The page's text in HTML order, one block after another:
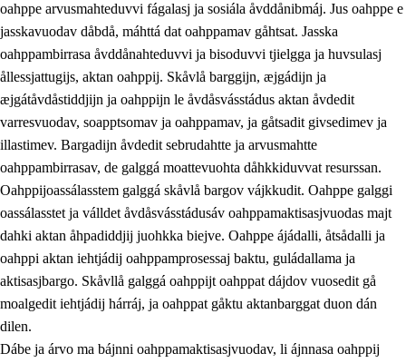
3. Prinsihpa skåvlå dåjmajda
3.1 Sebrudahtte oahppambirás
3.2 Åhpadibme ja hiebadum åhpadus
3.3 Aktisasjbarggo sijda ja skåvlå gaskan
3.4 Åhpadus åhpadusvidnudagán ja barggoiellemin
oahppe arvusmahteduvvi fágalasj ja sosiála åvddånibmáj. Jus oahppe e
jasskavuodav dåbdå, máhttá dat oahppamav gåhtsat. Jasska
oahppambirrasa åvddånahteduvvi ja bisoduvvi tjielgga ja huvsulasj
ållessjattugijs, aktan oahppij. Skåvlå barggijn, æjgádijn ja
æjgátåvdåstiddjijn ja oahppijn le åvdåsvásstádus aktan åvdedit
varresvuodav, soapptsomav ja oahppamav, ja gåtsadit givsedimev ja
illastimev. Bargadijn åvdedit sebrudahtte ja arvusmahtte
oahppambirrasav, de galggá moattevuohta dåhkkiduvvat resurssan.
Oahppijoassálasstem galggá skåvlå bargov vájkkudit. Oahppe galggi
oassálasstet ja válldet åvdåsvásstádusáv oahppamaktisasjvuodas majt
dahki aktan åhpadiddjij juohkka biejve. Oahppe ájádalli, åtsådalli ja
oahppi aktan iehtjádij oahppamprosessaj baktu, guládallama ja
aktisasjbargo. Skåvllå galggá oahppijt oahppat dájdov vuosedit gå
moalgedit iehtjádij hárráj, ja oahppat gåktu aktanbarggat duon dán
dilen.
Dábe ja árvo ma bájnni oahppamaktisasjvuodav, li ájnnasa oahppij